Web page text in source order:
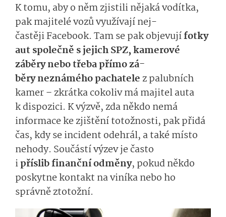
K tomu, aby o něm zjistili nějaká vodítka,
pak majitelé vozů využívajínej­
častějiFacebo­ok. Tam se pak objevujífotky
aut společně s jejich SPZ, kamerové
záběry nebo třebapřímozá­
běryneznáméhopacha­tele z palubních
kamer – zkrátka cokoliv má majitel auta
k dispozici. K výzvě, zda někdo nemá
informaceke zjištění totožnosti, pak přidá
čas, kdy se incident odehrál, a také místo
nehody. Součástí výzev ječasto
ipříslibfinan­ční odměny, pokud někdo
poskytne kontakt na viníka nebo ho
správně ztotožní.